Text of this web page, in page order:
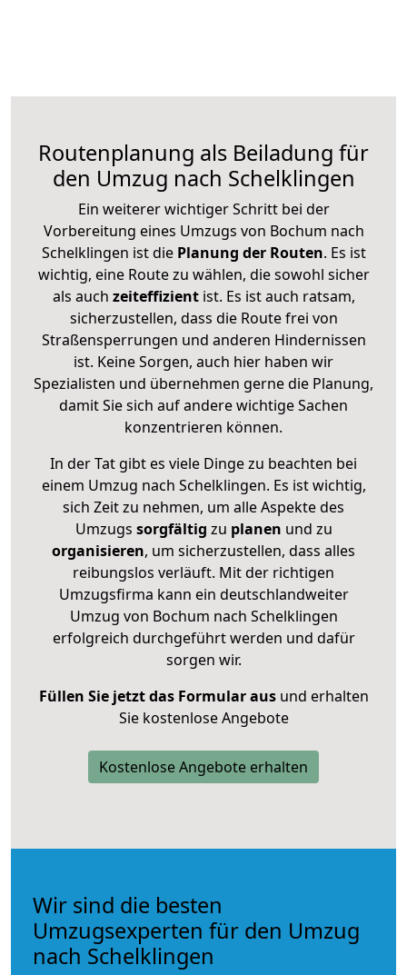
Routenplanung als Beiladung für
den Umzug nach Schelklingen
Ein weiterer wichtiger Schritt bei der
Vorbereitung eines Umzugs von Bochum nach
Schelklingen ist diePlanung der Routen. Es ist
wichtig, eine Route zu wählen, die sowohl sicher
als auch zeiteffizientist. Es ist auch ratsam,
sicherzustellen, dass die Route frei von
Straßensperrungen und anderen Hindernissen
ist. Keine Sorgen, auch hier haben wir
Spezialisten und übernehmen gerne die Planung,
damit Sie sich auf andere wichtige Sachen
konzentrieren können.
In der Tat gibt es viele Dinge zu beachten bei
einem Umzug nach Schelklingen. Es ist wichtig,
sich Zeit zu nehmen, um alle Aspekte des
Umzugs sorgfältig zu planen und zu
organisieren, um sicherzustellen, dass alles
reibungslos verläuft. Mit der richtigen
Umzugsfirma kann ein deutschlandweiter
Umzug von Bochum nach Schelklingen
erfolgreich durchgeführt werden und dafür
sorgen wir.
Füllen Sie jetzt das Formular ausund erhalten
Sie kostenlose Angebote
Kostenlose Angebote erhalten
Wir sind die besten
Umzugsexperten für den Umzug
nach Schelklingen